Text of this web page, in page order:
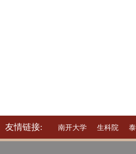
友情链接: 南开大学 生科院